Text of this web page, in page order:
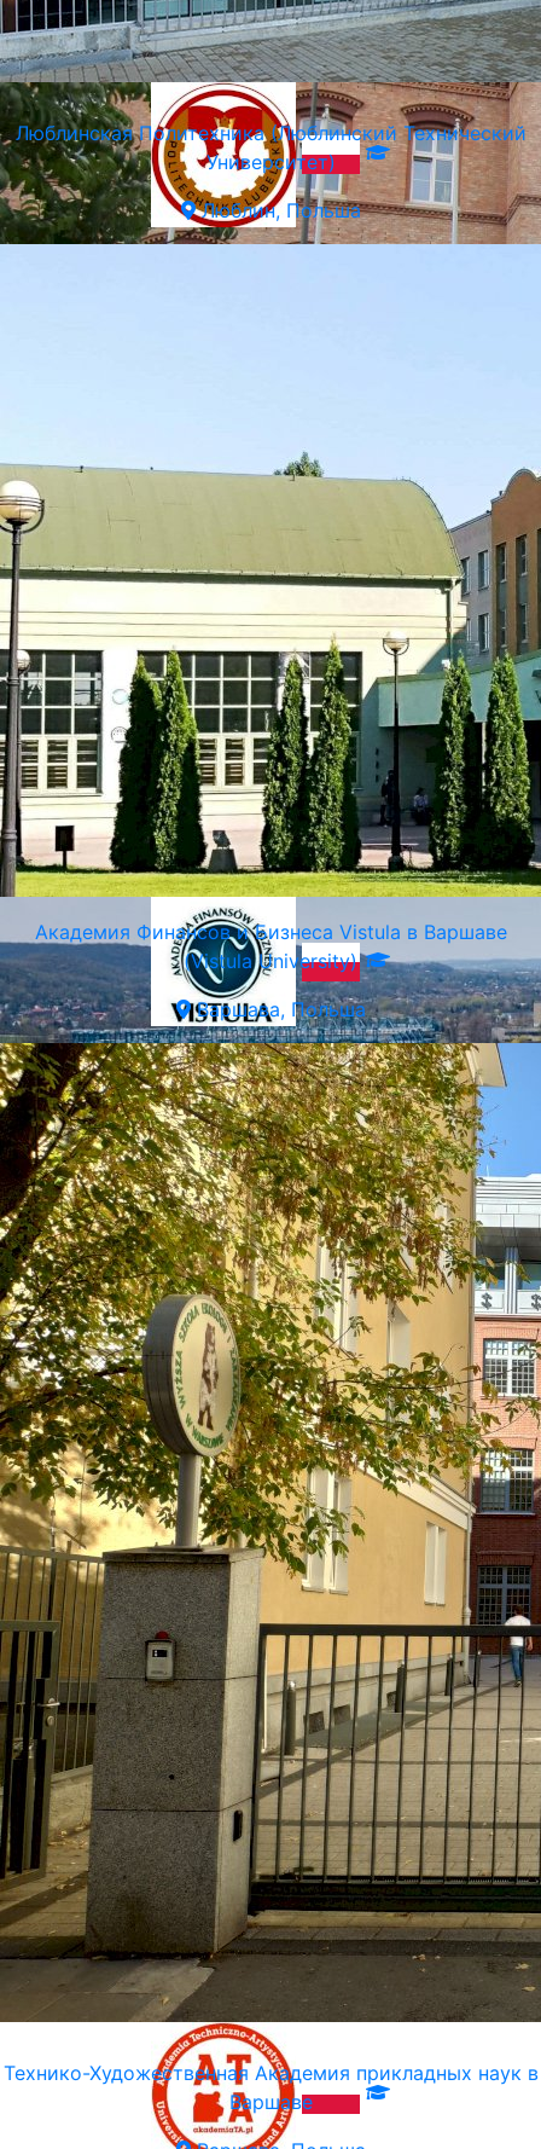
Краковский Политехнический Университет
Краков, Польша
Горно-металлургическая академия в Кракове (AGH)
Краков, Польша
Люблинская Политехника (Люблинский Технический
Университет)
Люблин, Польша
Академия Финансов и Бизнеса Vistula в Варшаве
(Vistula University)
Варшава, Польша
Технико-Художественная Академия прикладных наук в
Варшаве